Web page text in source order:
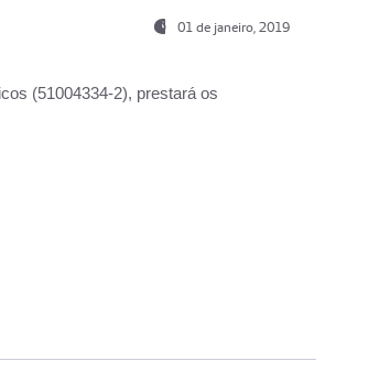
01 de janeiro, 2019
(51004334-2), prestará os